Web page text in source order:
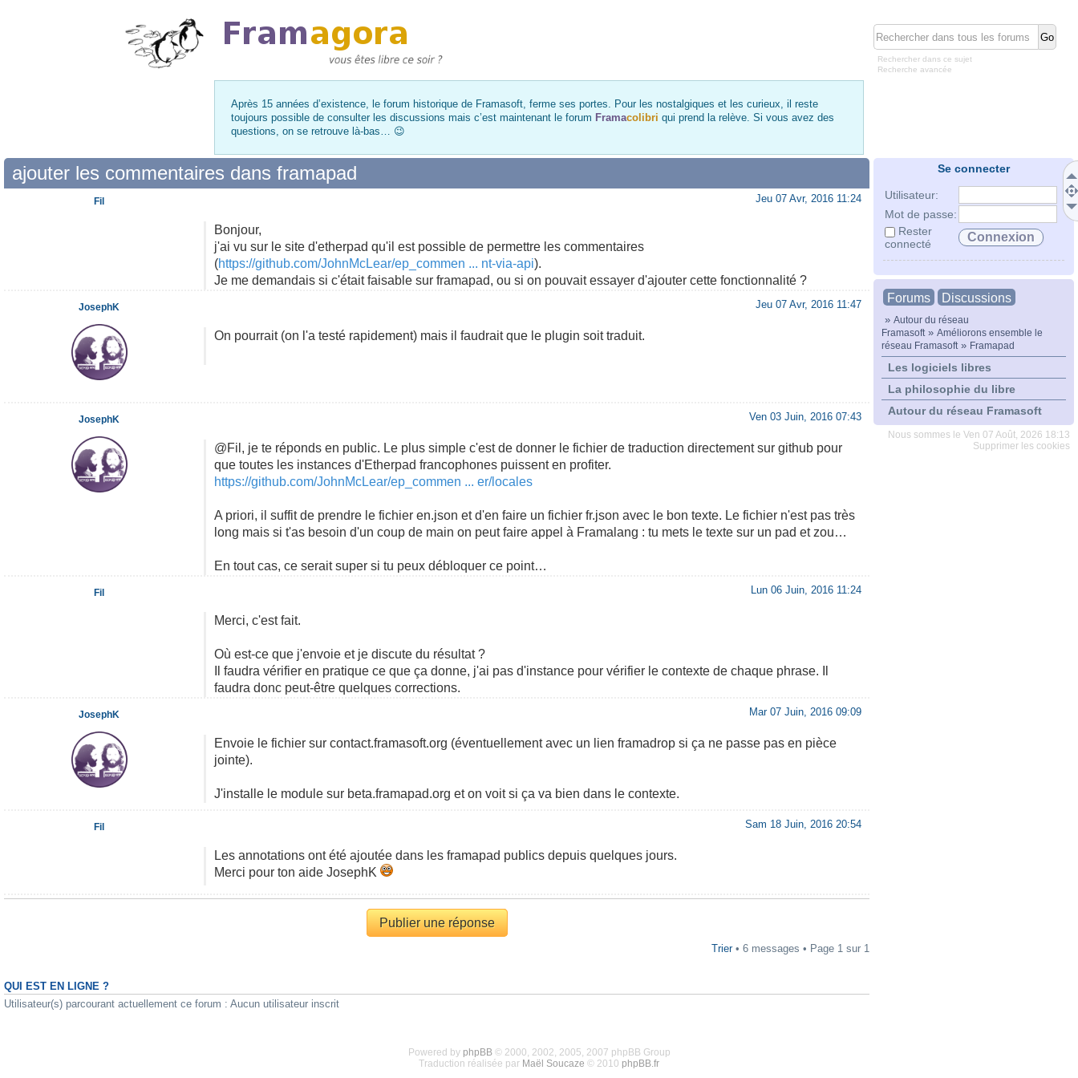
Rechercher dans ce sujet
Recherche avancée
Après 15 années d’existence, le forum historique de Framasoft, ferme ses portes. Pour les nostalgiques et les curieux, il reste
toujours possible de consulter les discussions mais c’est maintenant le forum Framacolibri qui prend la relève. Si vous avez des
questions, on se retrouve là-bas… 😉
Se connecter
Utilisateur:
Mot de passe:
Rester
connecté
Forums Discussions
» Autour du réseau
Framasoft» Améliorons ensemble le
réseau Framasoft» Framapad
Les logiciels libres
La philosophie du libre
Autour du réseau Framasoft
Nous sommes le Ven 07 Août, 2026 18:13
Supprimer les cookies
ajouter les commentaires dans framapad
Jeu 07 Avr, 2016 11:24
Bonjour,
j'ai vu sur le site d'etherpad qu'il est possible de permettre les commentaires
(https://github.com/JohnMcLear/ep_commen ... nt-via-api).
Je me demandais si c'était faisable sur framapad, ou si on pouvait essayer d'ajouter cette fonctionnalité ?
Fil
Jeu 07 Avr, 2016 11:47
On pourrait (on l'a testé rapidement) mais il faudrait que le plugin soit traduit.
JosephK
Ven 03 Juin, 2016 07:43
@Fil, je te réponds en public. Le plus simple c'est de donner le fichier de traduction directement sur github pour
que toutes les instances d'Etherpad francophones puissent en profiter.
https://github.com/JohnMcLear/ep_commen ... er/locales
A priori, il suffit de prendre le fichier en.json et d'en faire un fichier fr.json avec le bon texte. Le fichier n'est pas très
long mais si t'as besoin d'un coup de main on peut faire appel à Framalang : tu mets le texte sur un pad et zou…
En tout cas, ce serait super si tu peux débloquer ce point…
JosephK
Lun 06 Juin, 2016 11:24
Merci, c'est fait.
Où est-ce que j'envoie et je discute du résultat ?
Il faudra vérifier en pratique ce que ça donne, j'ai pas d'instance pour vérifier le contexte de chaque phrase. Il
faudra donc peut-être quelques corrections.
Fil
Mar 07 Juin, 2016 09:09
Envoie le fichier sur contact.framasoft.org (éventuellement avec un lien framadrop si ça ne passe pas en pièce
jointe).
J'installe le module sur beta.framapad.org et on voit si ça va bien dans le contexte.
JosephK
Sam 18 Juin, 2016 20:54
Les annotations ont été ajoutée dans les framapad publics depuis quelques jours.
Merci pour ton aide JosephK
Fil
Publier une réponse
Trier• 6 messages • Page 1 sur 1
QUI EST EN LIGNE ?
Utilisateur(s) parcourant actuellement ce forum : Aucun utilisateur inscrit
Powered by phpBB© 2000, 2002, 2005, 2007 phpBB Group
Traduction réalisée par Maël Soucaze © 2010 phpBB.fr